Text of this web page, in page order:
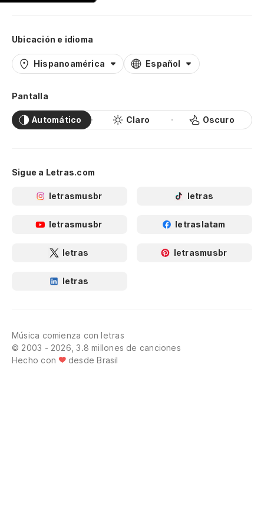
Ubicación e idioma
Hispanoamérica Español
Pantalla
Automático Claro Oscuro
Sigue a Letras.com
letrasmusbr letras
letrasmusbr letraslatam
letras letrasmusbr
letras
Música comienza con letras
© 2003 - 2026, 3.8 millones de canciones
Hecho con
desde Brasil